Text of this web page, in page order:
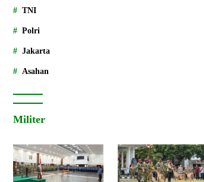
TNI
Polri
Jakarta
Asahan
Militer